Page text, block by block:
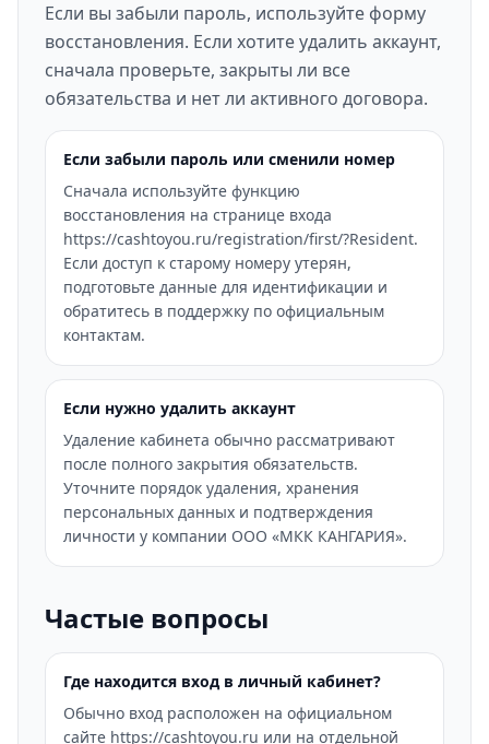
Если вы забыли пароль, используйте форму
восстановления. Если хотите удалить аккаунт,
сначала проверьте, закрыты ли все
обязательства и нет ли активного договора.
Если забыли пароль или сменили номер
Сначала используйте функцию
восстановления на странице входа
https://cashtoyou.ru/registration/first/?Resident.
Если доступ к старому номеру утерян,
подготовьте данные для идентификации и
обратитесь в поддержку по официальным
контактам.
Если нужно удалить аккаунт
Удаление кабинета обычно рассматривают
после полного закрытия обязательств.
Уточните порядок удаления, хранения
персональных данных и подтверждения
личности у компании ООО «МКК КАНГАРИЯ».
Частые вопросы
Где находится вход в личный кабинет?
Обычно вход расположен на официальном
сайте https://cashtoyou.ru или на отдельной